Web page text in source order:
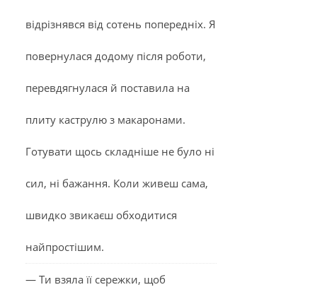
відрізнявся від сотень попередніх. Я
повернулася додому після роботи,
перевдягнулася й поставила на
плиту каструлю з макаронами.
Готувати щось складніше не було ні
сил, ні бажання. Коли живеш сама,
швидко звикаєш обходитися
найпростішим.
— Ти взяла її сережки, щоб